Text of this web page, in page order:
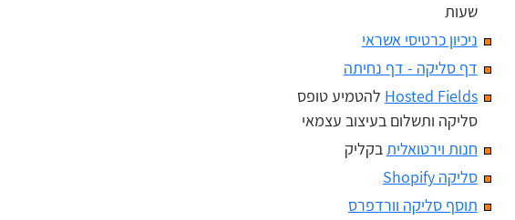
שעות
ניכיון כרטיסי אשראי
דף סליקה - דף נחיתה
Hosted Fields להטמיע טופס
סליקה ותשלום בעיצוב עצמאי
חנות וירטואליתבקליק
סליקה Shopify
תוסף סליקה וורדפרס